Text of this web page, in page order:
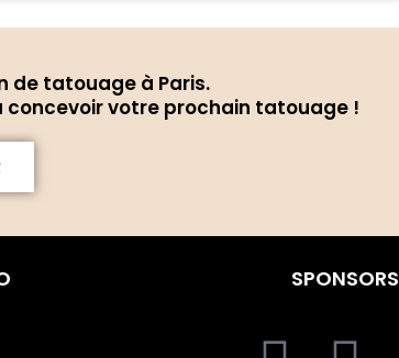
de tatouage à Paris.
concevoir votre prochain tatouage !
SPONSORS